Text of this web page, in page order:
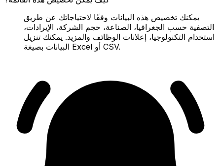
يمكنك تخصيص هذه البيانات وفقًا لاحتياجاتك عن طريق
التصفية حسب الجغرافيا، الصناعة، حجم الشركة، الإيرادات،
استخدام التكنولوجيا، إعلانات الوظائف والمزيد. يمكنك تنزيل
البيانات بصيغة Excel أو CSV.